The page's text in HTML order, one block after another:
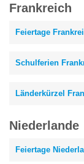
Frankreich
Feiertage
Schulferien
Länderkürzel
Niederlande
Feiertage